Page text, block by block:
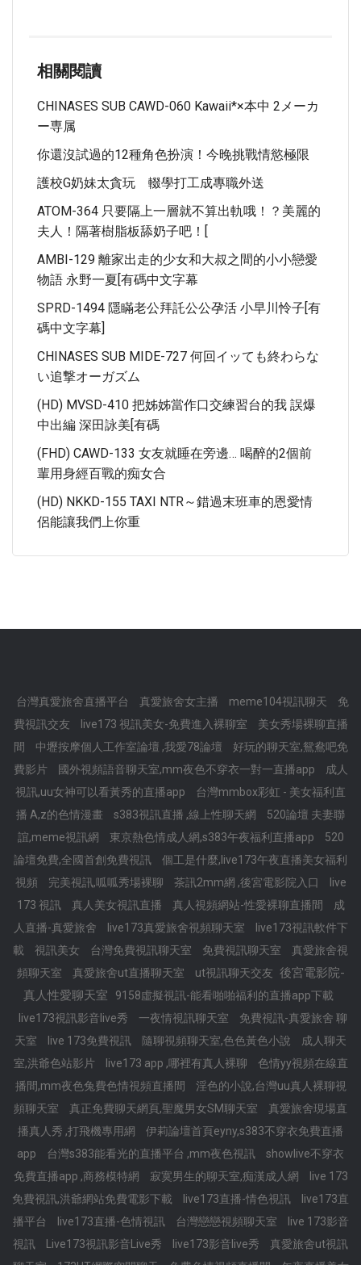
相關閱讀
CHINASES SUB CAWD-060 Kawaii*×本中 2メーカ
ー専属
你還沒試過的12種角色扮演！今晚挑戰情慾極限
護校G奶妹太貪玩 輟學打工成專職外送
ATOM-364 只要隔上一層就不算出軌哦！？美麗的
夫人！隔著樹脂板舔奶子吧！[
AMBI-129 離家出走的少女和大叔之間的小小戀愛
物語 永野一夏[有碼中文字幕
SPRD-1494 隱瞞老公拜託公公孕活 小早川怜子[有
碼中文字幕]
CHINASES SUB MIDE-727 何回イッても終わらな
い追撃オーガズム
(HD) MVSD-410 把姊姊當作口交練習台的我 誤爆
中出編 深田詠美[有碼
(FHD) CAWD-133 女友就睡在旁邊… 喝醉的2個前
輩用身經百戰的痴女合
(HD) NKKD-155 TAXI NTR～錯過末班車的恩愛情
侶能讓我們上你重
台灣真愛旅舍直播平台 真愛旅舍女主播 meme104視訊聊天
免
費視訊交友
live173 視訊美女-免費進入裸聊室
美女秀場裸聊直播
間
中壢按摩個人工作室論壇 ,我愛78論壇
好玩的聊天室,鴛鴦吧免
費影片
國外視頻語音聊天室,mm夜色不穿衣一對一直播app
成人
視訊,uu女神可以看黃秀的直播app
台灣mmbox彩虹 - 美女福利直
播 A,z的色情漫畫
s383視訊直播 ,線上性聊天網
520論壇 夫妻聯
誼,meme視訊網
東京熱色情成人網,s383午夜福利直播app
520
論壇免費,全國首創免費視訊
個工是什麼,live173午夜直播美女福利
視頻
完美視訊,呱呱秀場裸聊 茶訊2mm網 ,後宮電影院入口
live
173 視訊
真人美女視訊直播 真人視頻網站-性愛裸聊直播間
成
人直播-真愛旅舍
live173真愛旅舍視頻聊天室
live173視訊軟件下
載
視訊美女 台灣免費視訊聊天室 免費視訊聊天室
真愛旅舍視
頻聊天室
真愛旅舍ut直播聊天室 ut視訊聊天交友 後宮電影院-
真人性愛聊天室
9158虛擬視訊-能看啪啪福利的直播app下載
live173視訊影音live秀
一夜情視訊聊天室
免費視訊-真愛旅舍 聊
天室
live 173免費視訊 隨聊視頻聊天室,色色黃色小說
成人聊天
室,洪爺色站影片
live173 app ,哪裡有真人裸聊
色情yy視頻在線直
播間,mm夜色兔費色情視頻直播間
淫色的小說,台灣uu真人裸聊視
頻聊天室
真正免費聊天網頁,聖魔男女SM聊天室
真愛旅舍現場直
播真人秀 ,打飛機專用網
伊莉論壇首頁eyny,s383不穿衣免費直播
app
台灣s383能看光的直播平台 ,mm夜色視訊
showlive不穿衣
免費直播app ,商務模特網
寂寞男生的聊天室,痴漢成人網
live 173
免費視訊,洪爺網站免費電影下載
live173直播-情色視訊
live173直
播平台
live173直播-色情視訊 台灣戀戀視頻聊天室
live 173影音
視訊
Live173視訊影音Live秀 live173影音live秀
真愛旅舍ut視訊